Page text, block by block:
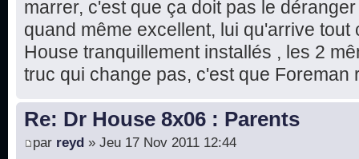
marrer, c'est que ça doit pas le
quand même excellent, lui qu'arrive tout
House tranquillement installés , les 2
truc qui change pas, c'est que Foreman
Re: Dr House 8x06 : Parents
par reyd » Jeu 17 Nov 2011 12:44